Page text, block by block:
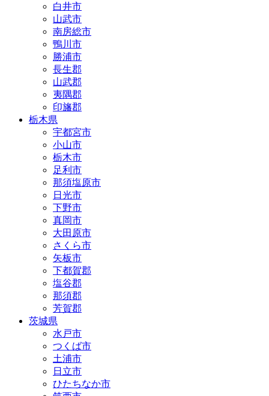
白井市
山武市
南房総市
鴨川市
勝浦市
長生郡
山武郡
夷隅郡
印旛郡
栃木県
宇都宮市
小山市
栃木市
足利市
那須塩原市
日光市
下野市
真岡市
大田原市
さくら市
矢板市
下都賀郡
塩谷郡
那須郡
芳賀郡
茨城県
水戸市
つくば市
土浦市
日立市
ひたちなか市